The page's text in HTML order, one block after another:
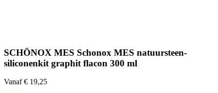
SCHÖNOX MES Schonox MES natuursteen-
siliconenkit graphit flacon 300 ml
Vanaf € 19,25